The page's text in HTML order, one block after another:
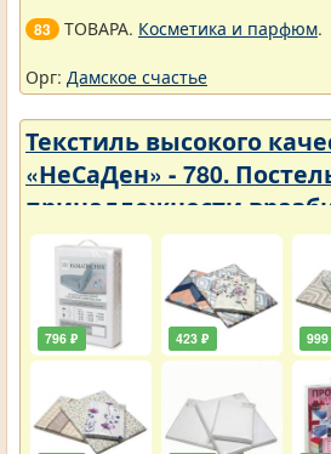
83 ТОВАРА. Косметика и парфюм.
Орг: Дамское счастье
Текстиль высокого
«НеСаДен» - 780.
принадлежности
упали
796 ₽ 423 ₽